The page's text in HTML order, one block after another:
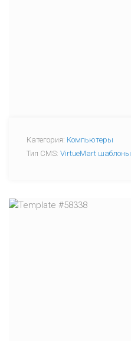
Категория: Компьютеры
Тип CMS: VirtueMart шаблоны